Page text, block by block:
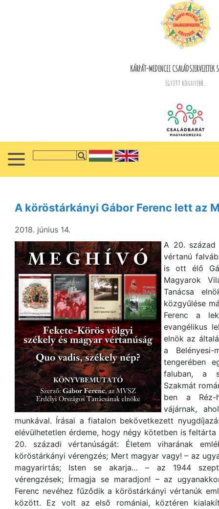
KÁRPÁT-MEDENCEI CSALÁDSZERVEZETEK
Együtt könnyebb...
A köröstárkányi Gábor Ferenc lett az
2018. június 14.
A 20. század
vértanú
is ott élő
Magyarok
Tanácsa
közgyűlése
Ferenc a
evangélikus
elnök az
a Belényesi-
tengerében
faluban, a
Szakmát
ben a Réz-
vájárnak,
munkával. Írásai a fiatalon bekövetkezett
elévülhetetlen érdeme, hogy négy kötetben is
20. századi vértanúságát: Életem viharának
köröstárkányi vérengzés; Mert magyar vagy! – az
magyarirtás; Isten se akarja… – az 1944
vérengzések; Írmagja se maradjon! – az
Ferenc nevéhez fűződik a köröstárkányi vértanúk
között. Ez volt az első romániai, köztéren